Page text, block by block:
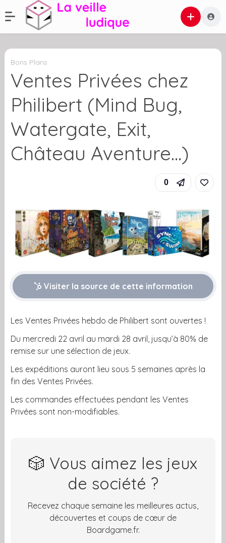
Bons Plans
Ventes Privées chez
Philibert (Mind Bug,
Watergate, Exit,
Château Aventure…)
0
Visiter la source de cette information
Les Ventes Privées hebdo de Philibert sont ouvertes !
Du mercredi 22 avril au mardi 28 avril, jusqu’à 80% de
remise sur une sélection de jeux.
Les expéditions auront lieu sous 5 semaines après la
fin des Ventes Privées.
Les commandes effectuées pendant les Ventes
Privées sont non-modifiables.
🎲 Vous aimez les jeux
de société ?
Recevez chaque semaine les meilleures actus,
découvertes et coups de cœur de
Boardgame.fr.